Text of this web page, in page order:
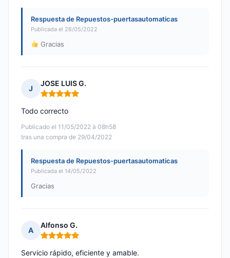
Respuesta de Repuestos-puertasautomaticas
Publicada el 26/05/2022
Gracias
J
JOSE LUIS G.
Nota: 5 de 5
Publicado el 11/05/2022 à 08h58
tras una compra de 29/04/2022
Todo correcto
Respuesta de Repuestos-puertasautomaticas
Publicada el 14/05/2022
Gracias
A
Alfonso G.
Nota: 5 de 5
Servicio rápido, eficiente y amable.